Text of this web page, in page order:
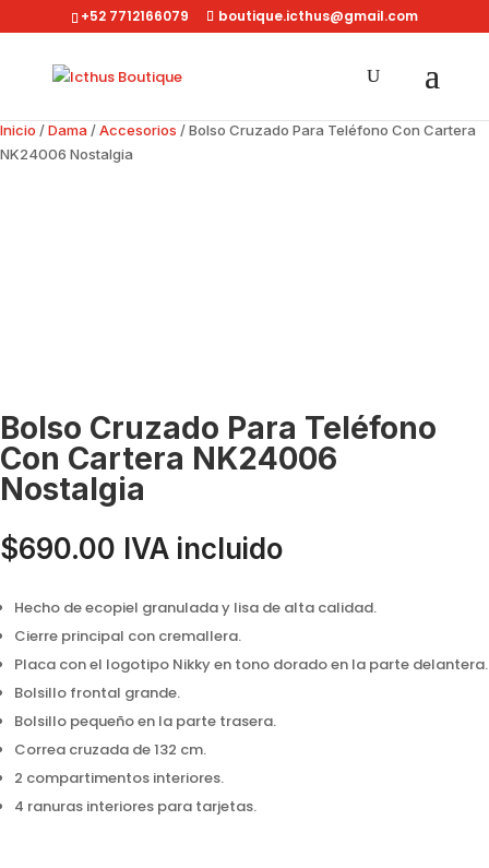
+52 7712166079 boutique.icthus@gmail.com
Inicio /Dama /Accesorios / Bolso Cruzado Para Teléfono Con Cartera
NK24006 Nostalgia
Bolso Cruzado Para Teléfono
Con Cartera NK24006
Nostalgia
$690.00 IVA incluido
Hecho de ecopiel granulada y lisa de alta calidad.
Cierre principal con cremallera.
Placa con el logotipo Nikky en tono dorado en la parte delantera.
Bolsillo frontal grande.
Bolsillo pequeño en la parte trasera.
Correa cruzada de 132 cm.
2 compartimentos interiores.
4 ranuras interiores para tarjetas.